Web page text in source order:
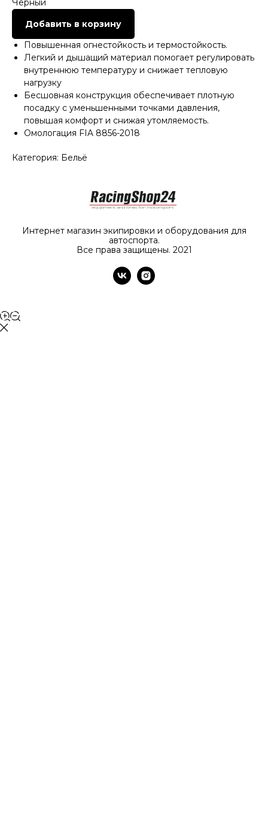
Черный
Добавить в корзину
Повышенная огнестойкость и термостойкость.
Легкий и дышащий материал помогает регулировать
внутреннюю температуру и снижает тепловую
нагрузку
Бесшовная конструкция обеспечивает плотную
посадку с уменьшенными точками давления,
повышая комфорт и снижая утомляемость.
Омологация FIA 8856-2018
Категория: Бельё
Интернет магазин экипировки и оборудования для
автоспорта.
Все права защищены. 2021